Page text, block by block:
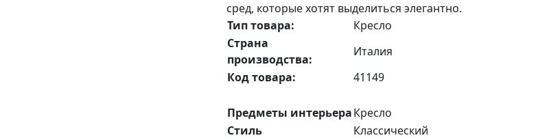
сред, которые хотят выделиться элегантно.
Тип товара:
Кресло
Страна
производства:
Италия
Код товара:
41149
Предметы интерьераКресло
Стиль
Классический